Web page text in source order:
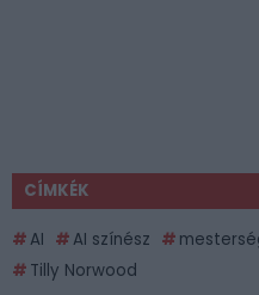
CÍMKÉK
AI AI színész
Tilly Norwood